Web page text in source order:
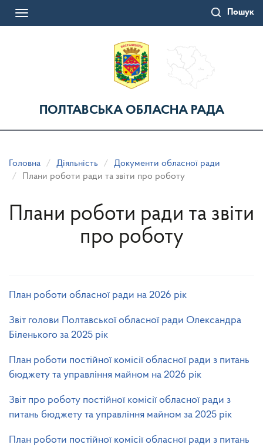
Пошук
Toggle
ПОЛТАВСЬКА ОБЛАСНА РАДА
Головна Діяльність
Документи обласної ради
Плани роботи ради та звіти про роботу
Плани роботи ради та звіти
про роботу
План роботи обласної ради на 2026 рік
Звіт голови Полтавської обласної ради Олександра
Біленького за 2025 рік
План роботи постійної комісії обласної ради з питань
бюджету та управління майном на 2026 рік
Звіт про роботу постійної комісії обласної ради з
питань бюджету та управління майном за 2025 рік
План роботи постійної комісії обласної ради з питань